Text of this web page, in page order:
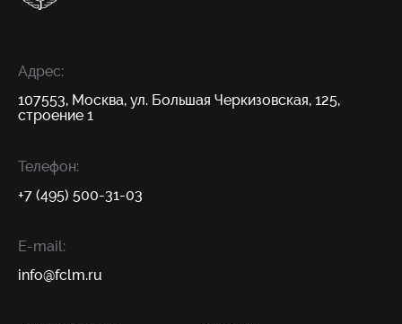
Адрес:
107553, Москва, ул. Большая Черкизовская, 125,
строение 1
Телефон:
+7 (495) 500-31-03
E-mail:
info@fсlm.ru